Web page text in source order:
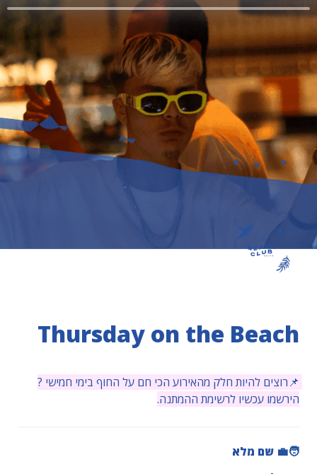
Thursday on the Beach
הירשמו עכשיו לרשימת ההמתנה.
🧑‍💼 שם מלא